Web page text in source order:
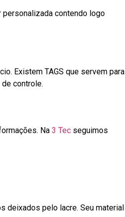
contendo logo
Existem TAGS que servem para
controle.
Na 3 Tec seguimos
deixados pelo lacre. Seu material